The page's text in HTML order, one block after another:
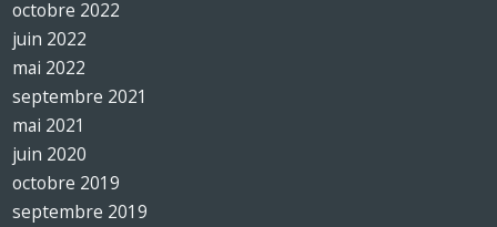
octobre 2022
juin 2022
mai 2022
septembre 2021
mai 2021
juin 2020
octobre 2019
septembre 2019